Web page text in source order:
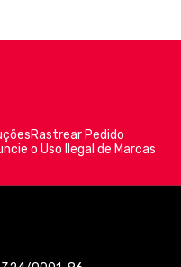
Rastrear Pedido
o Uso Ilegal de Marcas